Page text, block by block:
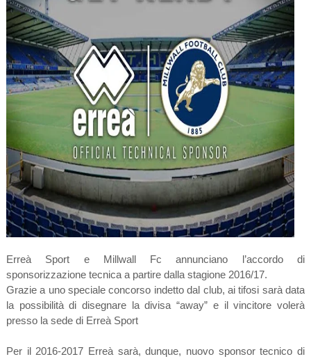
Erreà Sport e Millwall Fc annunciano l’accordo di
sponsorizzazione tecnica a partire dalla stagione 2016/17.
Grazie a uno speciale concorso indetto dal club, ai tifosi sarà data
la possibilità di disegnare la divisa “away” e il vincitore volerà
presso la sede di Erreà Sport
Per il 2016-2017 Erreà sarà, dunque, nuovo sponsor tecnico di